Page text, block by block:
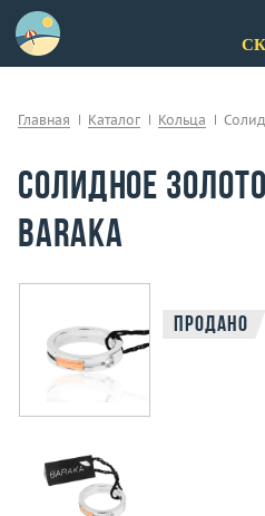
Главная Каталог Кольца
Солидное
Baraka
Продано